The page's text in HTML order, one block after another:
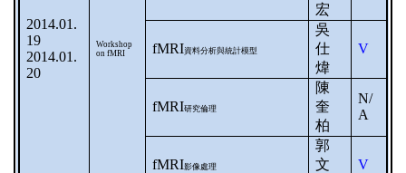
2014.01.
19
2014.01.
20
Workshop
on fMRI
宏
fMRI資料分析與統計模型
吳
仕
煒
V
fMRI研究倫理
陳
奎
柏
N/
A
fMRI影像處理
郭
文
V